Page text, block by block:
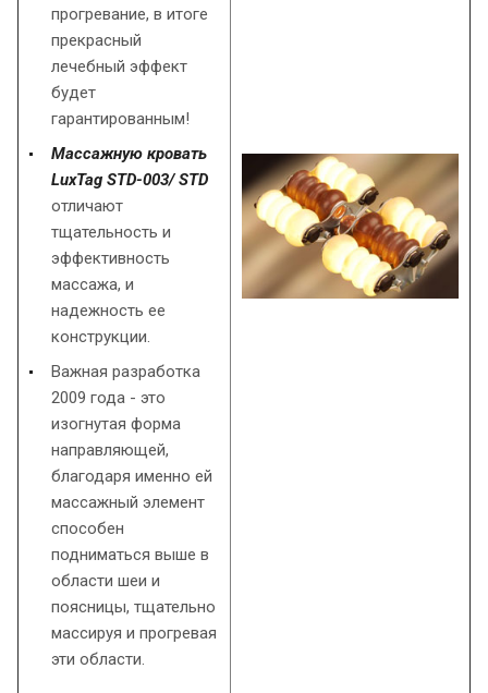
прогревание, в итоге
прекрасный
лечебный эффект
будет
гарантированным!
Массажную кровать
LuxTag STD-003/ STD
отличают
тщательность и
эффективность
массажа, и
надежность ее
конструкции.
Важная разработка
2009 года - это
изогнутая форма
направляющей,
благодаря именно ей
массажный элемент
способен
подниматься выше в
области шеи и
поясницы, тщательно
массируя и прогревая
эти области.